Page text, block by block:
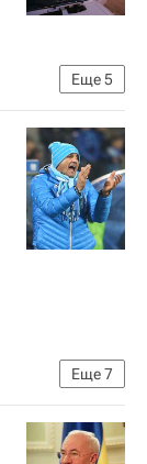
Еще5
Еще7